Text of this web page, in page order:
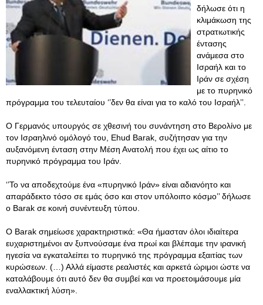
δήλωσε ότι η
κλιμάκωση της
στρατιωτικής
έντασης
ανάμεσα στο
Ισραήλ και το
Ιράν σε σχέση
με το πυρηνικό
πρόγραμμα του τελευταίου ‘’δεν θα είναι για το καλό του Ισραήλ’’.
Ο Γερμανός υπουργός σε χθεσινή του συνάντηση στο Βερολίνο με
τον Ισραηλινό ομόλογό του, Ehud Barak, συζήτησαν για την
αυξανόμενη ένταση στην Μέση Ανατολή που έχει ως αίτιο το
πυρηνικό πρόγραμμα του Ιράν.
‘’Το να αποδεχτούμε ένα «πυρηνικό Ιράν» είναι αδιανόητο και
απαράδεκτο τόσο σε εμάς όσο και στον υπόλοιπο κόσμο’’ δήλωσε
ο Barak σε κοινή συνέντευξη τύπου.
Ο Barak σημείωσε χαρακτηριστικά: «Θα ήμασταν όλοι ιδιαίτερα
ευχαριστημένοι αν ξυπνούσαμε ένα πρωί και βλέπαμε την ιρανική
ηγεσία να εγκαταλείπει το πυρηνικό της πρόγραμμα εξαιτίας των
κυρώσεων. (…) Αλλά είμαστε ρεαλιστές και αρκετά ώριμοι ώστε να
καταλάβουμε ότι αυτό δεν θα συμβεί και να προετοιμάσουμε μία
εναλλακτική λύση».